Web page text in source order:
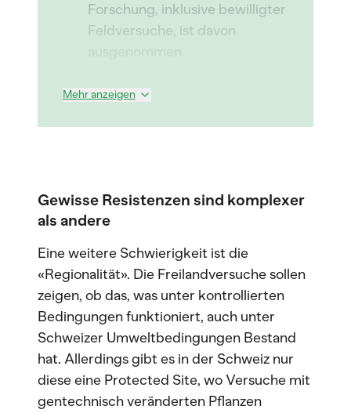
Forschung, inklusive bewilligter
Feldversuche, ist davon
Mehr anzeigen
Gewisse Resistenzen sind komplexer
als andere
Eine weitere Schwierigkeit ist die
«Regionalität». Die Freilandversuche sollen
zeigen, ob das, was unter kontrollierten
Bedingungen funktioniert, auch unter
Schweizer Umweltbedingungen Bestand
hat. Allerdings gibt es in der Schweiz nur
diese eine Protected Site, wo Versuche mit
gentechnisch veränderten Pflanzen